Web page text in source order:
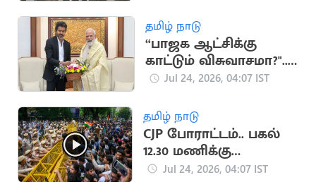
தமிழ் நாடு
“பாஜக ஆட்சிக்கு
காட்டும் விசுவாசமா?"..
CM விஜய்க்கு அப்பாவு
Jul 24, 2026, 04:07 IST
தமிழ் நாடு
CJP போராட்டம்.. பகல்
12.30 மணிக்கு
பேச்சுவார்த்தை
Jul 24, 2026, 04:07 IST